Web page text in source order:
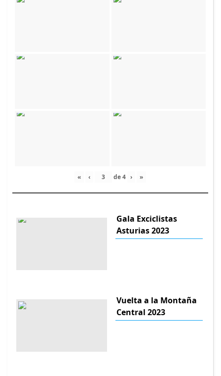
« ‹ de4 › »
Gala Exciclistas
Asturias 2023
Vuelta a la Montaña
Central 2023